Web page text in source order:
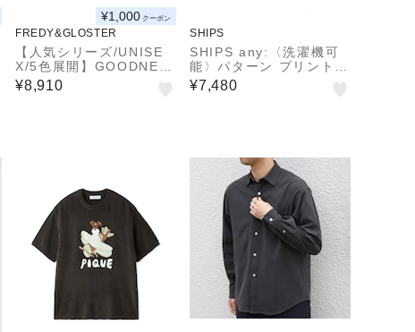
¥1,000 クーポン
FREDY&GLOSTER
【人気シリーズ/UNISE
X/5色展開】GOODNES
S イージーパンツ 無地/
迷彩
¥8,910
SHIPS
SHIPS any:〈洗濯機可
能〉パターン プリント 2
タック イージー パンツ
◆
¥7,480